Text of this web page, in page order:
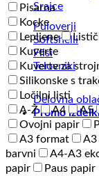
Srajce
Puloverji
Softshelli
Flisi
Telovniki
Delovna
Promo
Pisarna
Kocke
Lepljene
Kuverte
Kuverte za
Silikonske s
Ločilni listi
A-Ž
A4 A5
Ovojni papir
A3 format
A3
barvni
A4-A3
papir
Paus papir